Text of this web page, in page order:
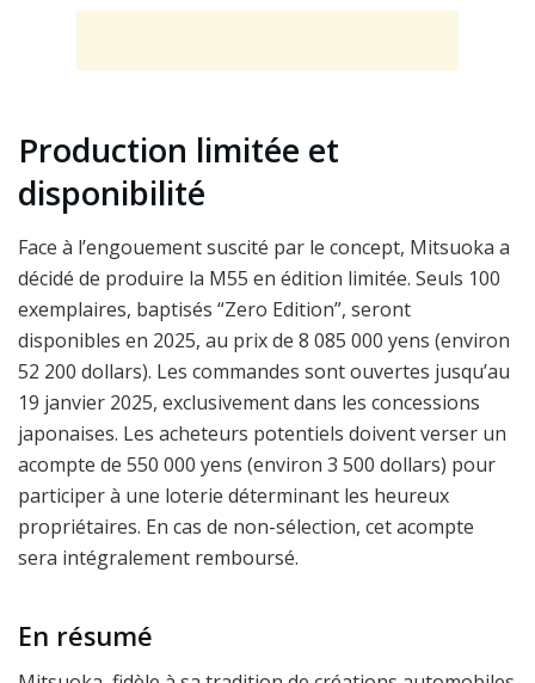
Production limitée et
disponibilité
Face à l’engouement suscité par le concept, Mitsuoka a
décidé de produire la M55 en édition limitée. Seuls 100
exemplaires, baptisés “Zero Edition”, seront
disponibles en 2025, au prix de 8 085 000 yens (environ
52 200 dollars). Les commandes sont ouvertes jusqu’au
19 janvier 2025, exclusivement dans les concessions
japonaises. Les acheteurs potentiels doivent verser un
acompte de 550 000 yens (environ 3 500 dollars) pour
participer à une loterie déterminant les heureux
propriétaires. En cas de non-sélection, cet acompte
sera intégralement remboursé.
En résumé